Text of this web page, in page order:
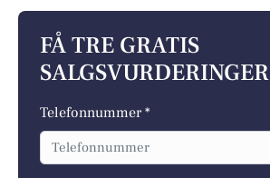
FÅ TRE GRATIS
SALGSVURDERINGER
Telefonnummer *